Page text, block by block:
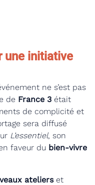
une initiative
ne s’est pas
de France 3 était
de complicité et
sera diffusé
L’essentiel, son
faveur du bien-vivre
atelierset